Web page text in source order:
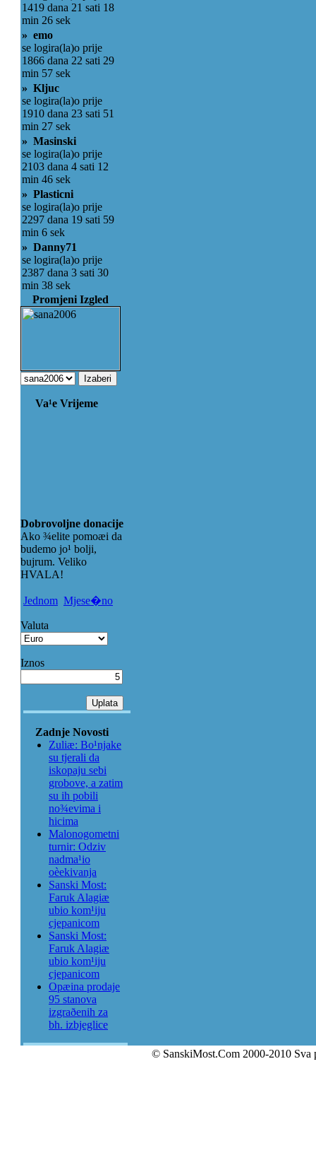
1419 dana 21 sati 18
min 26 sek
» emo
se logira(la)o prije
1866 dana 22 sati 29
min 57 sek
» Kljuc
se logira(la)o prije
1910 dana 23 sati 51
min 27 sek
» Masinski
se logira(la)o prije
2103 dana 4 sati 12
min 46 sek
» Plasticni
se logira(la)o prije
2297 dana 19 sati 59
min 6 sek
» Danny71
se logira(la)o prije
2387 dana 3 sati 30
min 38 sek
Promjeni Izgled
Va¹e Vrijeme
Dobrovoljne donacije
Ako ¾elite pomoæi da
budemo jo¹ bolji,
bujrum. Veliko
HVALA!
Jednom Mjese�no
Valuta
Iznos
Zadnje Novosti
Zuliæ: Bo¹njake
su tjerali da
iskopaju sebi
grobove, a zatim
su ih pobili
no¾evima i
hicima
Malonogometni
turnir: Odziv
nadma¹io
oèekivanja
Sanski Most:
Faruk Alagiæ
ubio kom¹iju
cjepanicom
Sanski Most:
Faruk Alagiæ
ubio kom¹iju
cjepanicom
Opæina prodaje
95 stanova
izgraðenih za
bh. izbjeglice
© SanskiMost.Com 2000-2010